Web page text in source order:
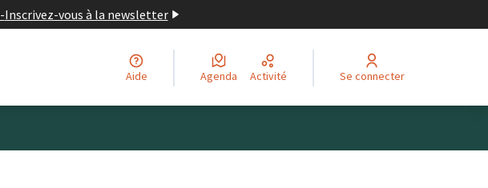
-Inscrivez-vous à la newsletter
Aide Agenda Activité Se connecter